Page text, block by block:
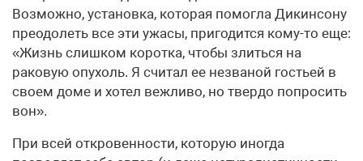
Возможно, установка, которая помогла Дикинсону
преодолеть все эти ужасы, пригодится кому-то еще:
«Жизнь слишком коротка, чтобы злиться на
раковую опухоль. Я считал ее незваной гостьей в
своем доме и хотел вежливо, но твердо попросить
вон».
При всей откровенности, которую иногда